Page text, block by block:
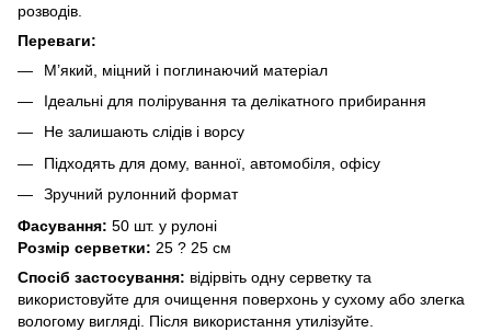
розводів.
Переваги:
М’який, міцний і поглинаючий матеріал
Ідеальні для полірування та делікатного прибирання
Не залишають слідів і ворсу
Підходять для дому, ванної, автомобіля, офісу
Зручний рулонний формат
Фасування: 50 шт. у рулоні
Розмір серветки: 25 ? 25 см
Спосіб застосування: відірвіть одну серветку та
використовуйте для очищення поверхонь у сухому або злегка
вологому вигляді. Після використання утилізуйте.